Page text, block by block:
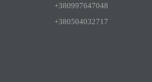
+380997647048
+380504032717